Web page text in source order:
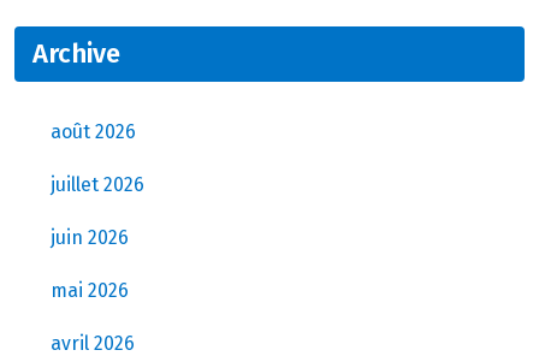
Archive
août 2026
juillet 2026
juin 2026
mai 2026
avril 2026